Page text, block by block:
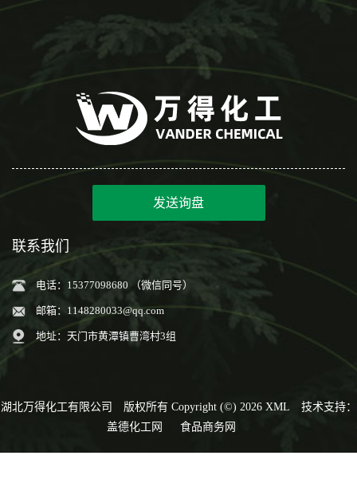
发送询盘
联系我们
电话：15377098680 （微信同号）
邮箱： 1148280033@qq.com
地址：天门市黄潭镇曹湾村3组
湖北万得化工有限公司 版权所有 Copyright (©) 2026 XML
技术支持：
盖德化工网
食品商务网